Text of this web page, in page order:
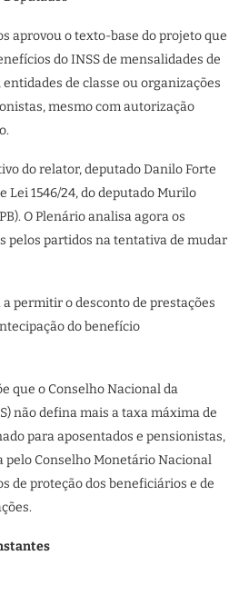
aprovou o texto-base do projeto que
do INSS de mensalidades de
de classe ou organizações
mesmo com autorização
do relator, deputado Danilo Forte
Lei 1546/24, do deputado Murilo
O Plenário analisa agora os
pelos partidos na tentativa de mudar
permitir o desconto de prestações
do benefício
que o Conselho Nacional da
não defina mais a taxa máxima de
para aposentados e pensionistas,
pelo Conselho Monetário Nacional
de proteção dos beneficiários e de